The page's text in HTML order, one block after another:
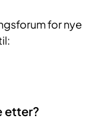
for nye
etter?